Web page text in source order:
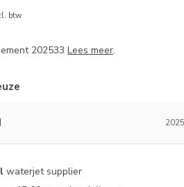
btw
202533Lees meer.
waterjet supplier